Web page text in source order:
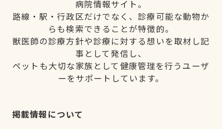
病院情報サイト。
路線・駅・行政区だけでなく、診療可能な動物か
らも検索できることが特徴的。
獣医師の診療方針や診療に対する想いを取材し記
事として発信し、
ペットも大切な家族として健康管理を行うユーザ
ーをサポートしています。
掲載情報について